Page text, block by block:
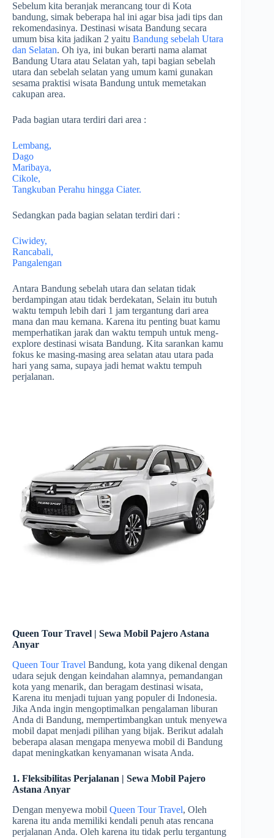
Sebelum kita beranjak merancang tour di Kota
bandung, simak beberapa hal ini agar bisa jadi tips dan
rekomendasinya. Destinasi wisata Bandung secara
umum bisa kita jadikan 2 yaitu Bandung sebelah Utara
dan Selatan. Oh iya, ini bukan berarti nama alamat
Bandung Utara atau Selatan yah, tapi bagian sebelah
utara dan sebelah selatan yang umum kami gunakan
sesama praktisi wisata Bandung untuk memetakan
cakupan area.
Pada bagian utara terdiri dari area :
Lembang,
Dago
Maribaya,
Cikole,
Tangkuban Perahu hingga Ciater.
Sedangkan pada bagian selatan terdiri dari :
Ciwidey,
Rancabali,
Pangalengan
Antara Bandung sebelah utara dan selatan tidak
berdampingan atau tidak berdekatan, Selain itu butuh
waktu tempuh lebih dari 1 jam tergantung dari area
mana dan mau kemana. Karena itu penting buat kamu
memperhatikan jarak dan waktu tempuh untuk meng-
explore destinasi wisata Bandung. Kita sarankan kamu
fokus ke masing-masing area selatan atau utara pada
hari yang sama, supaya jadi hemat waktu tempuh
perjalanan.
Queen Tour Travel | Sewa Mobil Pajero Astana
Anyar
Queen Tour Travel Bandung, kota yang dikenal dengan
udara sejuk dengan keindahan alamnya, pemandangan
kota yang menarik, dan beragam destinasi wisata,
Karena itu menjadi tujuan yang populer di Indonesia.
Jika Anda ingin mengoptimalkan pengalaman liburan
Anda di Bandung, mempertimbangkan untuk menyewa
mobil dapat menjadi pilihan yang bijak. Berikut adalah
beberapa alasan mengapa menyewa mobil di Bandung
dapat meningkatkan kenyamanan wisata Anda.
1. Fleksibilitas Perjalanan | Sewa Mobil Pajero
Astana Anyar
Dengan menyewa mobil Queen Tour Travel, Oleh
karena itu anda memiliki kendali penuh atas rencana
perjalanan Anda. Oleh karena itu tidak perlu tergantung